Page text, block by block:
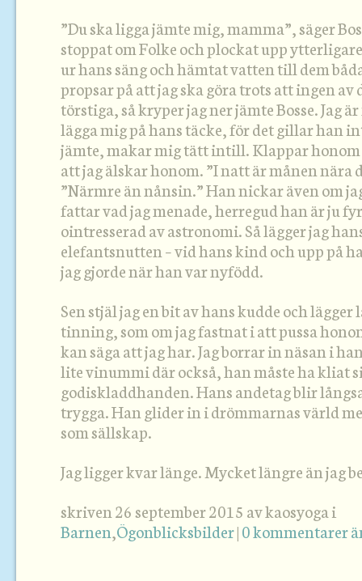
”Du ska ligga jämte mig, mamma”, säger
stoppat om Folke och plockat upp
ur hans säng och hämtat vatten till dem
propsar på att jag ska göra trots att ingen av
törstiga, så kryper jag ner jämte Bosse. Jag
lägga mig på hans täcke, för det gillar han
jämte, makar mig tätt intill. Klappar honom
att jag älskar honom. ”I natt är månen nära
”Närmre än nånsin.” Han nickar även om
fattar vad jag menade, herregud han är ju
ointresserad av astronomi. Så lägger jag
elefantsnutten – vid hans kind och upp på
jag gjorde när han var nyfödd.
Sen stjäl jag en bit av hans kudde och
tinning, som om jag fastnat i att pussa
kan säga att jag har. Jag borrar in näsan i
lite vinummi där också, han måste ha kliat
godiskladdhanden. Hans andetag blir
trygga. Han glider in i drömmarnas värld
som sällskap.
Jag ligger kvar länge. Mycket längre än jag
skriven 26 september 2015 av kaosyoga i
Barnen,Ögonblicksbilder|0 kommentarer